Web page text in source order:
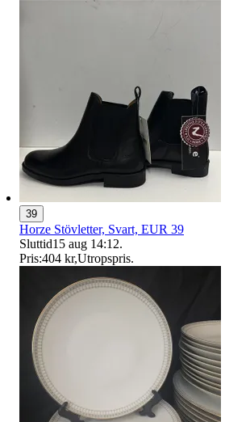
39
Horze Stövletter, Svart, EUR 39
Sluttid15 aug 14:12.
Pris:404 kr,Utropspris.